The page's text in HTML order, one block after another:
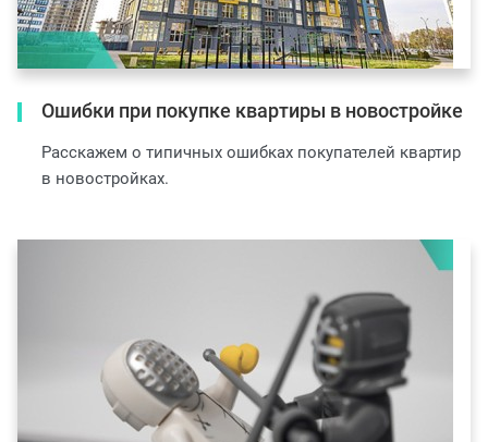
Ошибки при покупке квартиры в новостройке
Расскажем о типичных ошибках покупателей квартир
в новостройках.